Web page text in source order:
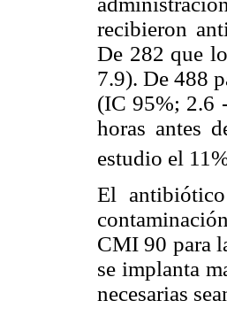
recibieron
De 282 que
7.9). De 488
(IC 95%; 2.6
horas antes
estudio el
El
CMI 90 para
se implanta
necesarias